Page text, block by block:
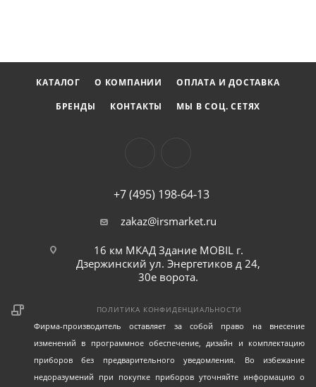
КАТАЛОГ О КОМПАНИИ
ОПЛАТА И ДОСТАВКА
БРЕНДЫ
КОНТАКТЫ МЫ В СОЦ. СЕТЯХ
+7 (495) 198-64-13
zakaz@irsmarket.ru
16 км МКАД Здание MOBIL г.
Дзержинский ул. Энергетиков д 24,
30е ворота.
ПОЛИТИКА КОНФИДЕНЦИАЛЬНОСТИ
Фирма-производитель оставляет за собой право на внесение
изменений в программное обеспечение, дизайн и комплектацию
приборов без предварительного уведомления. Во избежание
недоразумений при покупке приборов уточняйте информацию о